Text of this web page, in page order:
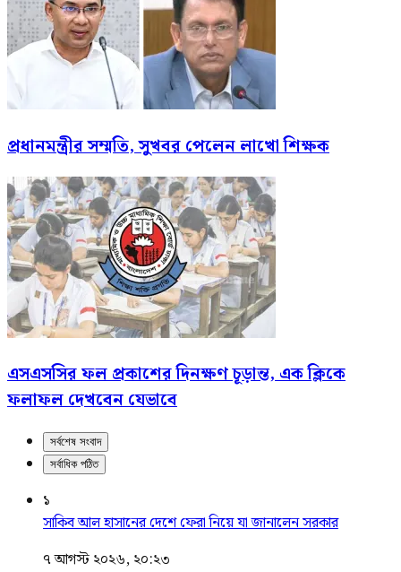
প্রধানমন্ত্রীর সম্মতি, সুখবর পেলেন লাখো শিক্ষক
এসএসসির ফল প্রকাশের দিনক্ষণ চূড়ান্ত, এক ক্লিকে
ফলাফল দেখবেন যেভাবে
সর্বশেষ সংবাদ
সর্বাধিক পঠিত
১
সাকিব আল হাসানের দেশে ফেরা নিয়ে যা জানালেন সরকার
৭ আগস্ট ২০২৬, ২০:২৩